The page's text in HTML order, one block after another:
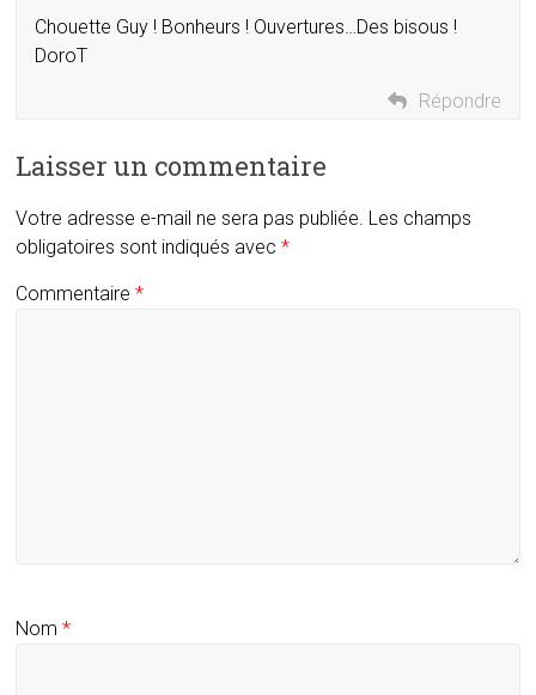
Chouette Guy ! Bonheurs ! Ouvertures…Des bisous !
DoroT
Répondre
Laisser un commentaire
Votre adresse e-mail ne sera pas publiée. Les champs
obligatoires sont indiqués avec*
Commentaire*
Nom*